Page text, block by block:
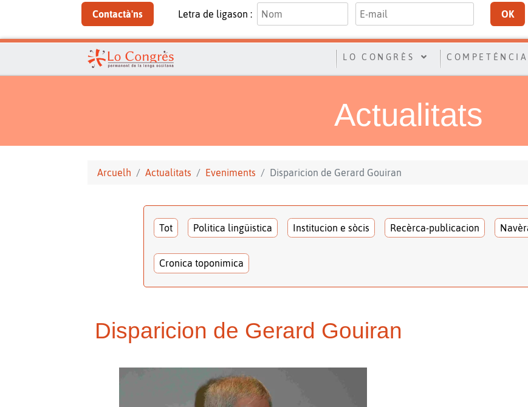
Contactà'ns Letra de ligason : OK
LO CONGRÈS
Actualitats
Arcuelh Actualitats Eveniments Disparicion de Gerard Gouiran
Tot Politica lingüistica Institucion e sòcis Recèrca-publicacion
Cronica toponimica
Disparicion de Gerard Gouiran